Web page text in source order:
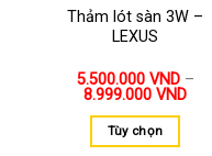
Thảm lót sàn 3W –
LEXUS
5.500.000 VND–
8.999.000 VND
Tùy chọn